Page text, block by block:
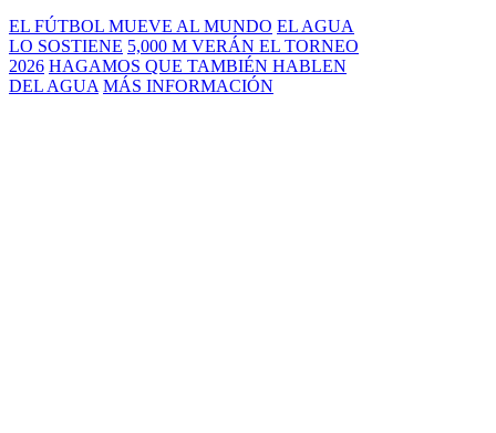
EL FÚTBOL MUEVE AL MUNDO EL AGUA
LO SOSTIENE 5,000 M VERÁN EL TORNEO
2026 HAGAMOS QUE TAMBIÉN HABLEN
DEL AGUA MÁS INFORMACIÓN